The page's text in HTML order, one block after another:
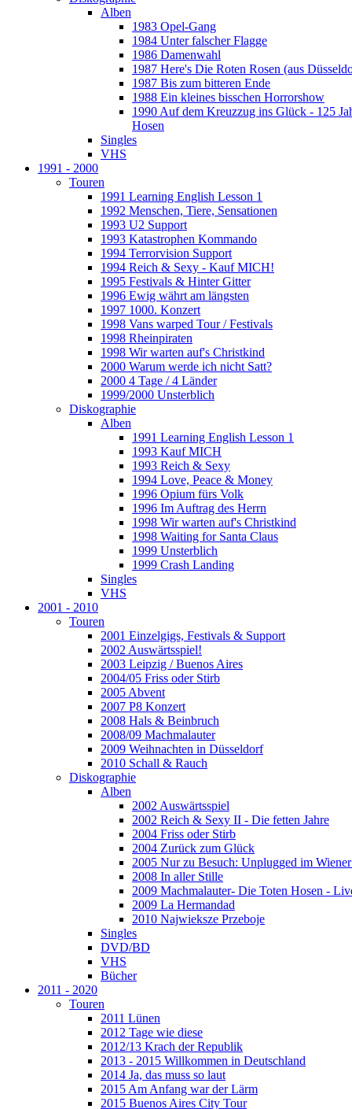
Alben
1983 Opel-Gang
1984 Unter falscher Flagge
1986 Damenwahl
1987 Here's Die Roten Rosen (aus
1987 Bis zum bitteren Ende
1988 Ein kleines bisschen Horrorshow
1990 Auf dem Kreuzzug ins Glück - 125
Hosen
Singles
VHS
1991 - 2000
Touren
1991 Learning English Lesson 1
1992 Menschen, Tiere, Sensationen
1993 U2 Support
1993 Katastrophen Kommando
1994 Terrorvision Support
1994 Reich & Sexy - Kauf MICH!
1995 Festivals & Hinter Gitter
1996 Ewig währt am längsten
1997 1000. Konzert
1998 Vans warped Tour / Festivals
1998 Rheinpiraten
1998 Wir warten auf's Christkind
2000 Warum werde ich nicht Satt?
2000 4 Tage / 4 Länder
1999/2000 Unsterblich
Diskographie
Alben
1991 Learning English Lesson 1
1993 Kauf MICH
1993 Reich & Sexy
1994 Love, Peace & Money
1996 Opium fürs Volk
1996 Im Auftrag des Herrn
1998 Wir warten auf's Christkind
1998 Waiting for Santa Claus
1999 Unsterblich
1999 Crash Landing
Singles
VHS
2001 - 2010
Touren
2001 Einzelgigs, Festivals & Support
2002 Auswärtsspiel!
2003 Leipzig / Buenos Aires
2004/05 Friss oder Stirb
2005 Abvent
2007 P8 Konzert
2008 Hals & Beinbruch
2008/09 Machmalauter
2009 Weihnachten in Düsseldorf
2010 Schall & Rauch
Diskographie
Alben
2002 Auswärtsspiel
2002 Reich & Sexy II - Die fetten Jahre
2004 Friss oder Stirb
2004 Zurück zum Glück
2005 Nur zu Besuch: Unplugged im
2008 In aller Stille
2009 Machmalauter- Die Toten Hosen -
2009 La Hermandad
2010 Najwieksze Przeboje
Singles
DVD/BD
VHS
Bücher
2011 - 2020
Touren
2011 Lünen
2012 Tage wie diese
2012/13 Krach der Republik
2013 - 2015 Willkommen in Deutschland
2014 Ja, das muss so laut
2015 Am Anfang war der Lärm
2015 Buenos Aires City Tour